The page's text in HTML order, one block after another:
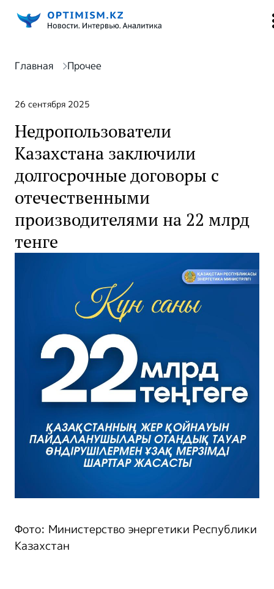
Главная Прочее
26 сентября 2025
Недропользователи
Казахстана заключили
долгосрочные договоры с
отечественными
производителями на 22 млрд
тенге
Фото: Министерство энергетики Республики
Казахстан